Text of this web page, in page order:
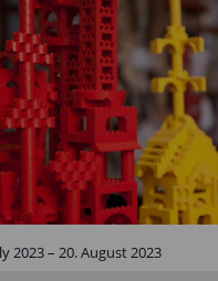
2023–20. August 2023